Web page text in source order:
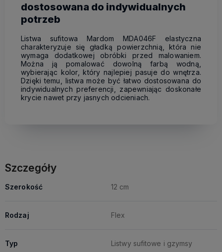
dostosowana do indywidualnych
potrzeb
Listwa sufitowa Mardom MDA046F elastyczna
charakteryzuje się gładką powierzchnią, która nie
wymaga dodatkowej obróbki przed malowaniem.
Można ją pomalować dowolną farbą wodną,
wybierając kolor, który najlepiej pasuje do wnętrza.
Dzięki temu, listwa może być łatwo dostosowana do
indywidualnych preferencji, zapewniając doskonałe
krycie nawet przy jasnych odcieniach.
Szczegóły
Szerokość 12 cm
Rodzaj Flex
Typ Listwy sufitowe i gzymsy